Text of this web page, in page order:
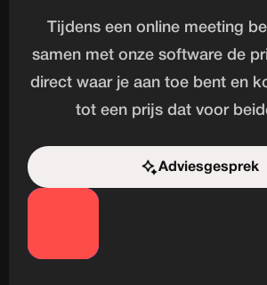
Tijdens een online meeting
samen met onze software de
direct waar je aan toe bent en
tot een prijs dat voor
Adviesgesprek
Start de